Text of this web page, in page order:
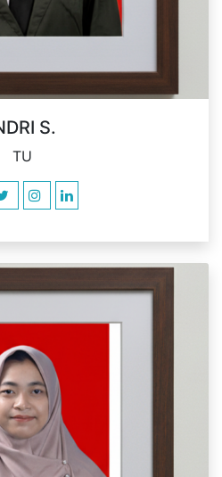
S.
TU